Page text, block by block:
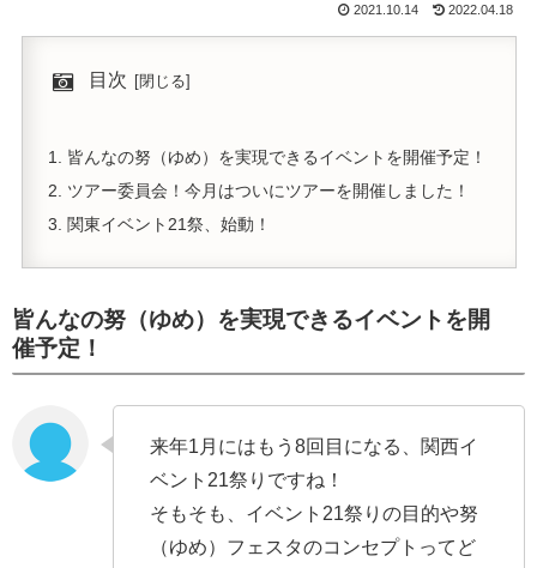
2021.10.14 2022.04.18
目次
皆んなの努（ゆめ）を実現できるイベントを開催予定！
ツアー委員会！今月はついにツアーを開催しました！
関東イベント21祭、始動！
皆んなの努（ゆめ）を実現できるイベントを開
催予定！
来年1月にはもう8回目になる、関西イ
ベント21祭りですね！
そもそも、イベント21祭りの目的や努
（ゆめ）フェスタのコンセプトってど